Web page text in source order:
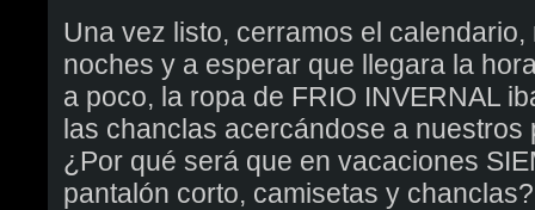
Una vez listo, cerramos el
noches y a esperar que llegara la
a poco, la ropa de FRIO INVERNAL
las chanclas acercándose a nuestros
¿Por qué será que en vacaciones
pantalón corto, camisetas y chanclas?